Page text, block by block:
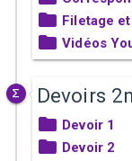
Filetage
Vidéos
Devoirs
Devoir 1
Devoir 2